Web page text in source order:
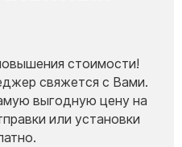
стоимости!
свяжется с Вами.
выгодную цену на
или установки